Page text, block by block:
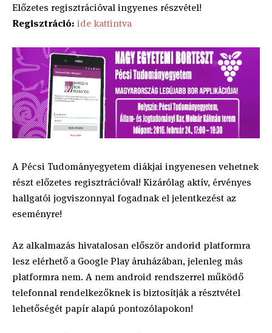
Előzetes regisztrációval ingyenes részvétel!
Regisztráció: ide kattintva
A Pécsi Tudományegyetem diákjai ingyenesen vehetnek
részt előzetes regisztrációval! Kizárólag aktív, érvényes
hallgatói jogviszonnyal fogadnak el jelentkezést az
eseményre!
Az alkalmazás hivatalosan először andorid platformra
lesz elérhető a Google Play áruházában, jelenleg más
platformra nem. A nem android rendszerrel működő
telefonnal rendelkezőknek is biztosítják a résztvétel
lehetőségét papír alapú pontozólapokon!